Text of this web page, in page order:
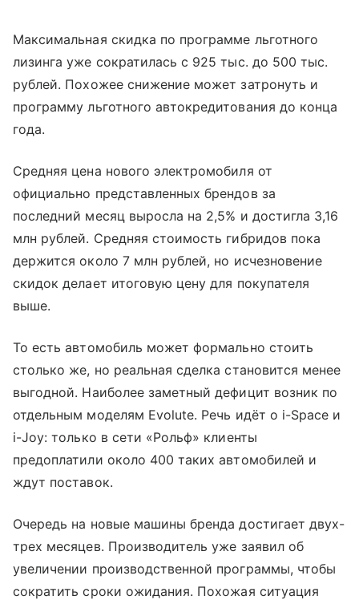
Максимальная скидка по программе льготного
лизинга уже сократилась с 925 тыс. до 500 тыс.
рублей. Похожее снижение может затронуть и
программу льготного автокредитования до конца
года.
Средняя цена нового электромобиля от
официально представленных брендов за
последний месяц выросла на 2,5% и достигла 3,16
млн рублей. Средняя стоимость гибридов пока
держится около 7 млн рублей, но исчезновение
скидок делает итоговую цену для покупателя
выше.
То есть автомобиль может формально стоить
столько же, но реальная сделка становится менее
выгодной. Наиболее заметный дефицит возник по
отдельным моделям Evolute. Речь идёт о i-Space и
i-Joy: только в сети «Рольф» клиенты
предоплатили около 400 таких автомобилей и
ждут поставок.
Очередь на новые машины бренда достигает двух-
трех месяцев. Производитель уже заявил об
увеличении производственной программы, чтобы
сократить сроки ожидания. Похожая ситуация